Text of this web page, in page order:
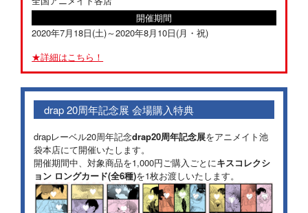
開催期間
2020年7月18日(土)～2020年8月10日(月・祝)
詳細はこちら！
drap 20周年記念展 会場購入特典
drapレーベル20周年記念drap20周年記念展をアニメイト池
袋本店にて開催いたします。
開催期間中、対象商品を1,000円ご購入ごとにキスコレクシ
ョン ロングカード(全6種)を1枚お渡しいたします。